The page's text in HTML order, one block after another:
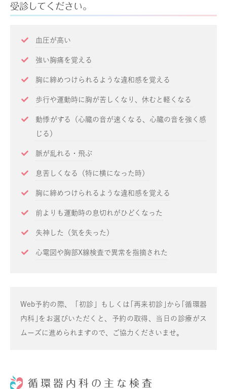
受診してください。
血圧が高い
強い胸痛を覚える
胸に締めつけられるような違和感を覚える
歩行や運動時に胸が苦しくなり、休むと軽くなる
動悸がする（心臓の音が速くなる、心臓の音を強く感
じる）
脈が乱れる・飛ぶ
息苦しくなる（特に横になった時）
胸に締めつけられるような違和感を覚える
前よりも運動時の息切れがひどくなった
失神した（気を失った）
心電図や胸部X線検査で異常を指摘された
Web予約の際、「初診」もしくは｢再来初診｣から｢循環器
内科｣をお選びいただくと、予約の取得、当日の診療がス
ムーズに進められますので、ご協力くださいませ。
循環器内科の主な検査